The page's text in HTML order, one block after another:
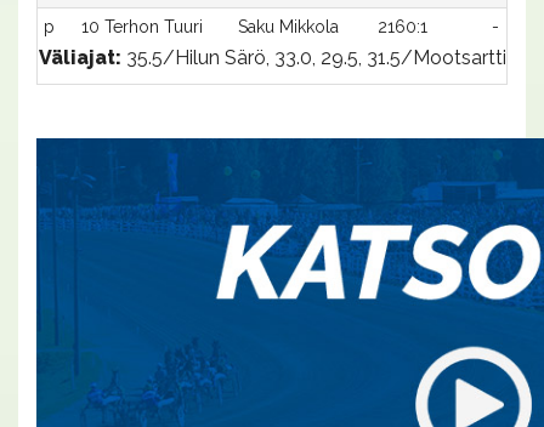
p
10 Terhon Tuuri Saku Mikkola 2160:1 -
Väliajat: 35.5/Hilun Särö, 33.0, 29.5, 31.5/Mootsartti